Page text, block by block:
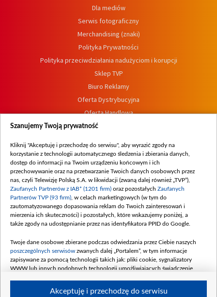
Dla mediów
Serwis fotograficzny
Merchandising (znaki)
Polityka Prywatności
Polityka przeciwdziałania nadużyciom i korupcji
Sklep TVP
Biuro Reklamy
Oferta Dystrybucyjna
Oferta Handlowa
Dostępność
Procedura zgłoszeń wewnętrznych
Szanujemy Twoją prywatność
Kliknij "Akceptuję i przechodzę do serwisu", aby wyrazić zgody na
korzystanie z technologii automatycznego śledzenia i zbierania danych,
dostęp do informacji na Twoim urządzeniu końcowym i ich
przechowywanie oraz na przetwarzanie Twoich danych osobowych przez
nas, czyli Telewizję Polską S.A. w likwidacji (zwaną dalej również „TVP”),
Zaufanych Partnerów z IAB* (1201 firm) oraz pozostałych Zaufanych
Partnerów TVP (93 firm) , w celach marketingowych (w tym do
zautomatyzowanego dopasowania reklam do Twoich zainteresowań i
mierzenia ich skuteczności) i pozostałych, które wskazujemy poniżej, a
także zgody na udostępnianie przez nas identyfikatora PPID do Google.
Twoje dane osobowe zbierane podczas odwiedzania przez Ciebie naszych
poszczególnych serwisów zwanych dalej „Portalem”, w tym informacje
zapisywane za pomocą technologii takich jak: pliki cookie, sygnalizatory
WWW lub innych podobnych technologii umożliwiających świadczenie
Akceptuję i przechodzę do serwisu